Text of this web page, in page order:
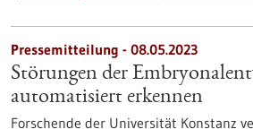
Pressemitteilung - 08.05.2023
Störungen der
automatisiert erkennen
Forschende der Universität Konstanz